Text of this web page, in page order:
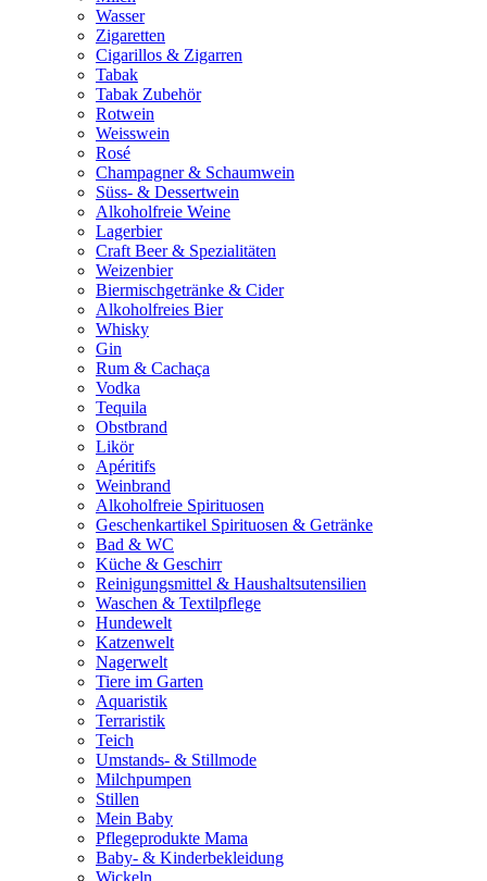
Wasser
Zigaretten
Cigarillos & Zigarren
Tabak
Tabak Zubehör
Rotwein
Weisswein
Rosé
Champagner & Schaumwein
Süss- & Dessertwein
Alkoholfreie Weine
Lagerbier
Craft Beer & Spezialitäten
Weizenbier
Biermischgetränke & Cider
Alkoholfreies Bier
Whisky
Gin
Rum & Cachaça
Vodka
Tequila
Obstbrand
Likör
Apéritifs
Weinbrand
Alkoholfreie Spirituosen
Geschenkartikel Spirituosen & Getränke
Bad & WC
Küche & Geschirr
Reinigungsmittel & Haushaltsutensilien
Waschen & Textilpflege
Hundewelt
Katzenwelt
Nagerwelt
Tiere im Garten
Aquaristik
Terraristik
Teich
Umstands- & Stillmode
Milchpumpen
Stillen
Mein Baby
Pflegeprodukte Mama
Baby- & Kinderbekleidung
Wickeln